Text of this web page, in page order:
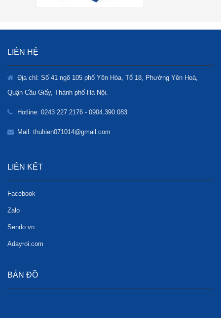
LIÊN HỆ
Địa chỉ: Số 41 ngõ 105 phố Yên Hòa, Tổ 18, Phường Yên Hoà,
Quận Cầu Giấy, Thành phố Hà Nội.
Hotline: 0243 227.2176 - 0904.390.083
Mail: thuhien071014@gmail.com
LIÊN KẾT
Facebook
Zalo
Sendo.vn
Adayroi.com
BẢN ĐỒ